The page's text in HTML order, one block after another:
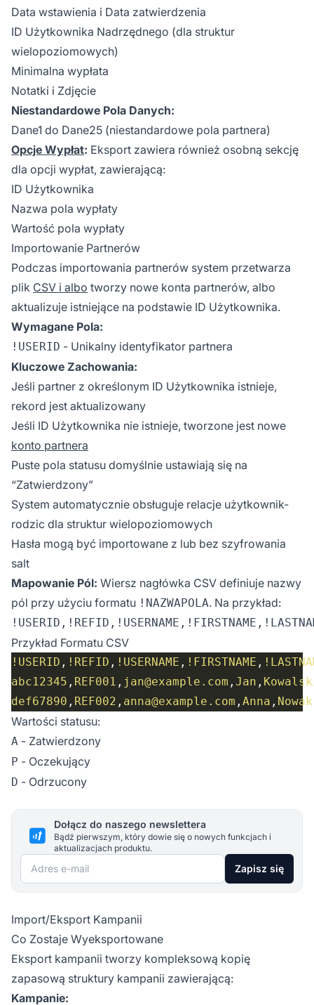
Data wstawienia i Data zatwierdzenia
ID Użytkownika Nadrzędnego (dla struktur
wielopoziomowych)
Minimalna wypłata
Notatki i Zdjęcie
Niestandardowe Pola Danych:
Dane1 do Dane25 (niestandardowe pola partnera)
Opcje Wypłat: Eksport zawiera również osobną sekcję
dla opcji wypłat, zawierającą:
ID Użytkownika
Nazwa pola wypłaty
Wartość pola wypłaty
Importowanie Partnerów
Podczas importowania partnerów system przetwarza
plik CSV i albo tworzy nowe konta partnerów, albo
aktualizuje istniejące na podstawie ID Użytkownika.
Wymagane Pola:
!USERID - Unikalny identyfikator partnera
Kluczowe Zachowania:
Jeśli partner z określonym ID Użytkownika istnieje,
rekord jest aktualizowany
Jeśli ID Użytkownika nie istnieje, tworzone jest nowe
konto partnera
Puste pola statusu domyślnie ustawiają się na
“Zatwierdzony”
System automatycznie obsługuje relacje użytkownik-
rodzic dla struktur wielopoziomowych
Hasła mogą być importowane z lub bez szyfrowania
salt
Mapowanie Pól: Wiersz nagłówka CSV definiuje nazwy
pól przy użyciu formatu !NAZWAPOLA. Na przykład:
Przykład Formatu CSV
!USERID , !REFID , !USERNAME , !FIRSTNAME ,
abc12345 , REF001 , jan@example.com , Jan ,
def67890 , REF002 , anna@example.com , Anna , Nowak
Wartości statusu:
A - Zatwierdzony
P - Oczekujący
D - Odrzucony
Dołącz do naszego newslettera
Bądź pierwszym, który dowie się o nowych funkcjach i
aktualizacjach produktu.
Adres e-mail Zapisz się
Import/Eksport Kampanii
Co Zostaje Wyeksportowane
Eksport kampanii tworzy kompleksową kopię
zapasową struktury kampanii zawierającą:
Kampanie: